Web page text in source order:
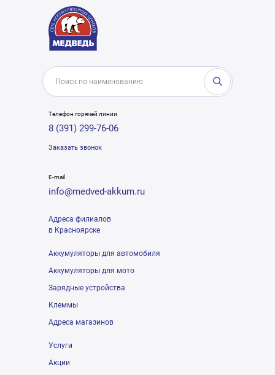
Телефон горячей линии
8 (391) 299-76-06
Заказать звонок
E-mail
info@medved-akkum.ru
Адреса филиалов
в Красноярске
Аккумуляторы для автомобиля
Аккумуляторы для мото
Зарядные устройства
Клеммы
Адреса магазинов
Услуги
Акции